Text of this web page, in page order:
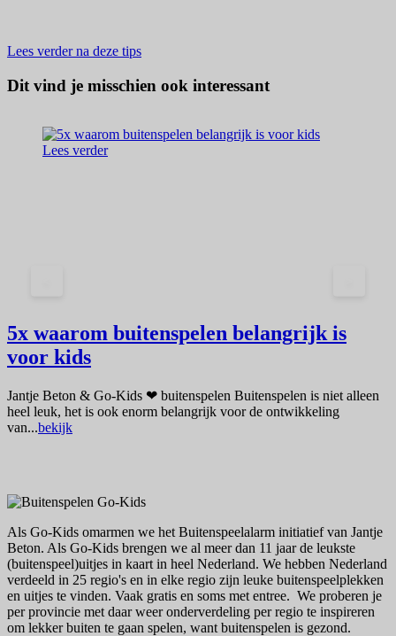
Lees verder na deze tips
Dit vind je misschien ook interessant
Lees verder
5x waarom buitenspelen belangrijk is
voor kids
Jantje Beton & Go-Kids ❤ buitenspelen Buitenspelen is niet alleen
heel leuk, het is ook enorm belangrijk voor de ontwikkeling
van...bekijk
Als Go-Kids omarmen we het Buitenspeelalarm initiatief van Jantje
Beton. Als Go-Kids brengen we al meer dan 11 jaar de leukste
(buitenspeel)uitjes in kaart in heel Nederland. We hebben Nederland
verdeeld in 25 regio's en in elke regio zijn leuke buitenspeelplekken
en uitjes te vinden. Vaak gratis en soms met entree. We proberen je
per provincie met daar weer onderverdeling per regio te inspireren
om lekker buiten te gaan spelen, want buitenspelen is gezond.